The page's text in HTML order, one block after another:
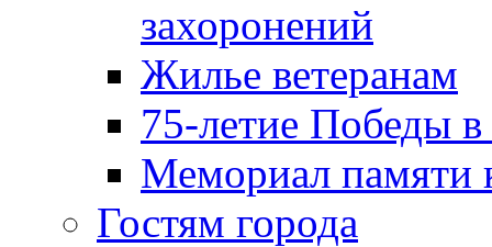
захоронений
Жилье ветеранам
75-летие Победы
Мемориал памяти
Гостям города